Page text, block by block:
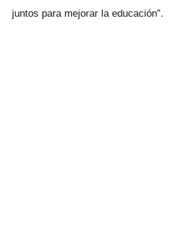
juntos para mejorar la educación”.